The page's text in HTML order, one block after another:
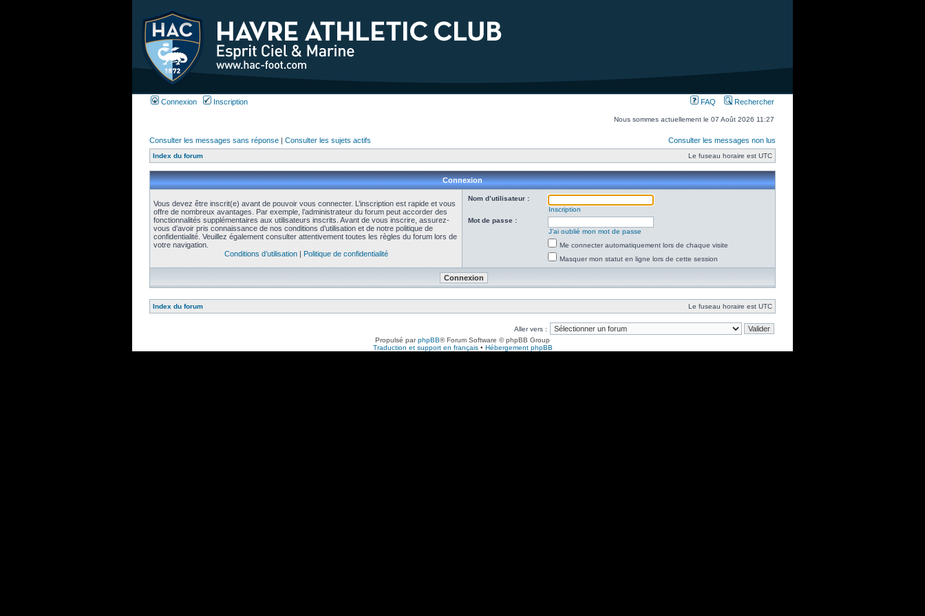
Connexion Inscription FAQ Rechercher
Nous sommes actuellement le 07 Août 2026 11:27
Consulter les messages sans réponse | Consulter les sujets actifs Consulter les messages non lus
Index du forum Le fuseau horaire est UTC
Connexion
Vous devez être inscrit(e) avant de pouvoir vous connecter. L’inscription est rapide et vous
offre de nombreux avantages. Par exemple, l’administrateur du forum peut accorder des
fonctionnalités supplémentaires aux utilisateurs inscrits. Avant de vous inscrire, assurez-
vous d’avoir pris connaissance de nos conditions d’utilisation et de notre politique de
confidentialité. Veuillez également consulter attentivement toutes les règles du forum lors de
votre navigation.
Conditions d’utilisation| Politique de confidentialité
Nom d’utilisateur :
Inscription
Mot de passe :
J’ai oublié mon mot de passe
Me connecter automatiquement lors de chaque visite
Masquer mon statut en ligne lors de cette session
Index du forum Le fuseau horaire est UTC
Aller vers :
Propulsé parphpBB® Forum Software © phpBB Group
Traduction et support en français• Hébergement phpBB